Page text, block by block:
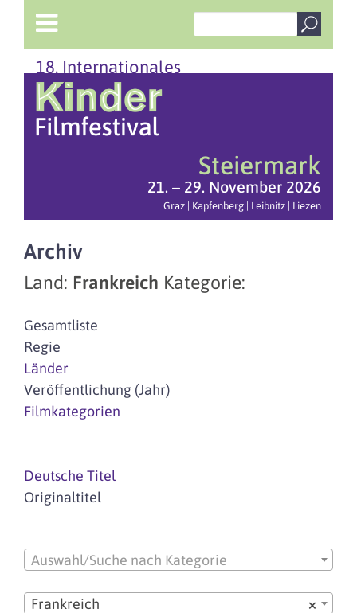
18. Internationales
Steiermark
21. – 29. November 2026
Graz | Kapfenberg | Leibnitz | Liezen
Archiv
Land: Frankreich Kategorie:
Gesamtliste
Regie
Länder
Veröffentlichung (Jahr)
Filmkategorien
Deutsche Titel
Originaltitel
Auswahl/Suche nach Kategorie
×
Frankreich